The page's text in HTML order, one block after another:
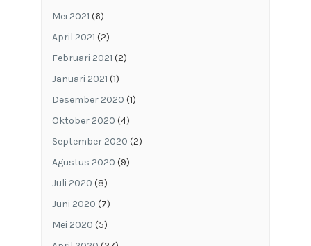
Mei 2021 (6)
April 2021 (2)
Februari 2021 (2)
Januari 2021 (1)
Desember 2020 (1)
Oktober 2020 (4)
September 2020 (2)
Agustus 2020 (9)
Juli 2020 (8)
Juni 2020 (7)
Mei 2020 (5)